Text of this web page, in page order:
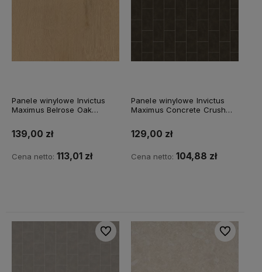
Panele winylowe Invictus
Maximus Belrose Oak
Harvest
139,00 zł
Cena netto: 113,01 zł
Panele winylowe Invictus
Maximus Concrete Crush
129,00 zł
Cena netto: 104,88 zł
Do ulubionych Do